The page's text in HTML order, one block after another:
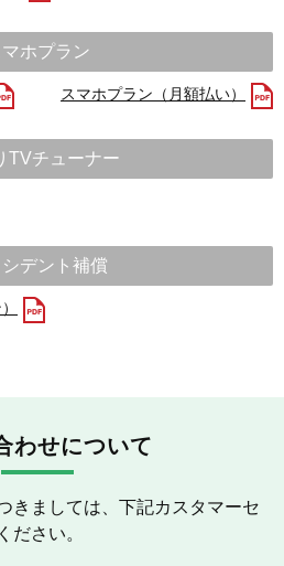
マホプラン
スマホプラン（月額払い）
TVチューナー
デント補償
わせについて
きましては、下記カスタマーセ
ださい。